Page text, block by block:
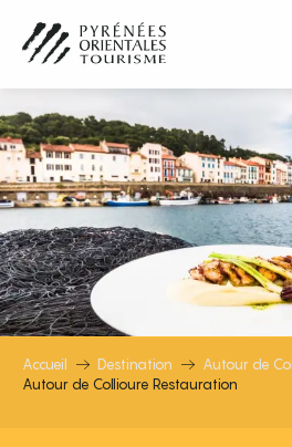
contenu
principal
Accueil Destination
Autour de
Autour de Collioure Restauration
AUTOUR DE